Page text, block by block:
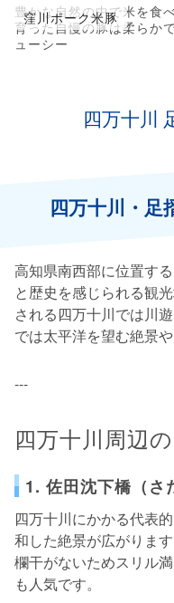
窪川ポーク米豚
豊かな自然の中で米を食
育った自慢の豚は柔らか
ューシー
四万十川
四万十川・足
高知県南西部に位置する
と歴史を感じられる観
される四万十川では川
では太平洋を望む絶景
---
四万十川周辺
1. 佐田沈下橋（さ
四万十川にかかる代表
和した絶景が広がりま
欄干がないためスリル
も人気です。